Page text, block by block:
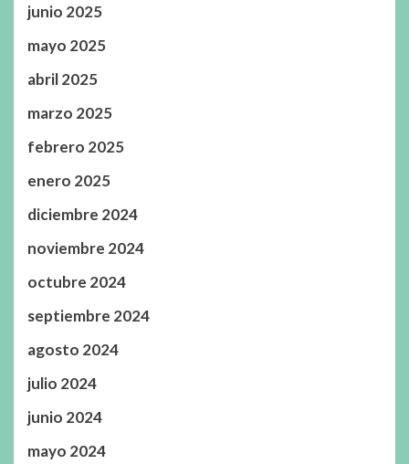
junio 2025
mayo 2025
abril 2025
marzo 2025
febrero 2025
enero 2025
diciembre 2024
noviembre 2024
octubre 2024
septiembre 2024
agosto 2024
julio 2024
junio 2024
mayo 2024